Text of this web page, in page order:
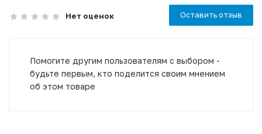
Нет оценок Оставить отзыв
Помогите другим пользователям с выбором -
будьте первым, кто поделится своим мнением
об этом товаре